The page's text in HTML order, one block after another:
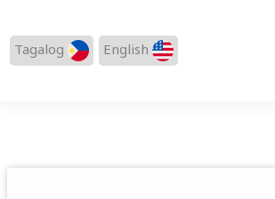
English
Tagalog